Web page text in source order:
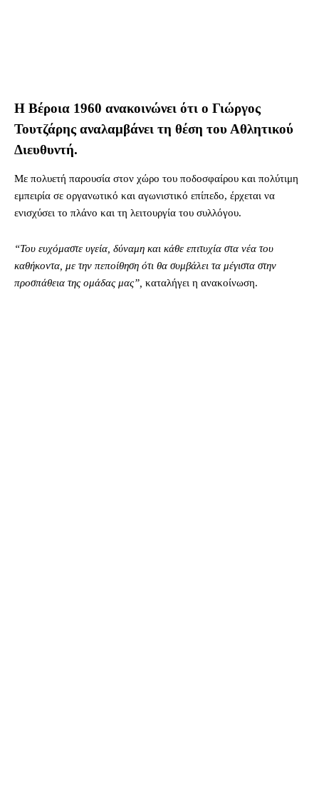
Η Βέροια 1960 ανακοινώνει ότι ο Γιώργος
Τουτζάρης αναλαμβάνει τη θέση του Αθλητικού
Διευθυντή.
Με πολυετή παρουσία στον χώρο του ποδοσφαίρου και πολύτιμη
εμπειρία σε οργανωτικό και αγωνιστικό επίπεδο, έρχεται να
ενισχύσει το πλάνο και τη λειτουργία του συλλόγου.
“Του ευχόμαστε υγεία, δύναμη και κάθε επιτυχία στα νέα του
καθήκοντα, με την πεποίθηση ότι θα συμβάλει τα μέγιστα στην
προσπάθεια της ομάδας μας”, καταλήγει η ανακοίνωση.